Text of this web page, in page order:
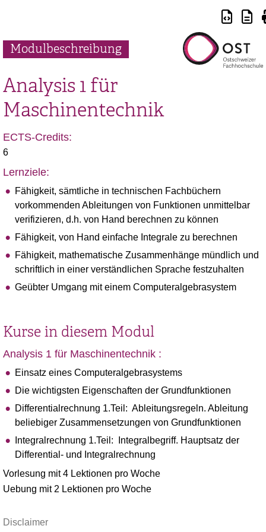
Modulbeschreibung
Analysis 1 für
Maschinentechnik
ECTS-Credits:
6
Lernziele:
Fähigkeit, sämtliche in technischen Fachbüchern
vorkommenden Ableitungen von Funktionen unmittelbar
verifizieren, d.h. von Hand berechnen zu können
Fähigkeit, von Hand einfache Integrale zu berechnen
Fähigkeit, mathematische Zusammenhänge mündlich und
schriftlich in einer verständlichen Sprache festzuhalten
Geübter Umgang mit einem Computeralgebrasystem
Kurse in diesem Modul
Analysis 1 für Maschinentechnik :
Einsatz eines Computeralgebrasystems
Die wichtigsten Eigenschaften der Grundfunktionen
Differentialrechnung 1.Teil: Ableitungsregeln. Ableitung
beliebiger Zusammensetzungen von Grundfunktionen
Integralrechnung 1.Teil: Integralbegriff. Hauptsatz der
Differential- und Integralrechnung
Vorlesung mit 4 Lektionen pro Woche
Uebung mit 2 Lektionen pro Woche
Disclaimer